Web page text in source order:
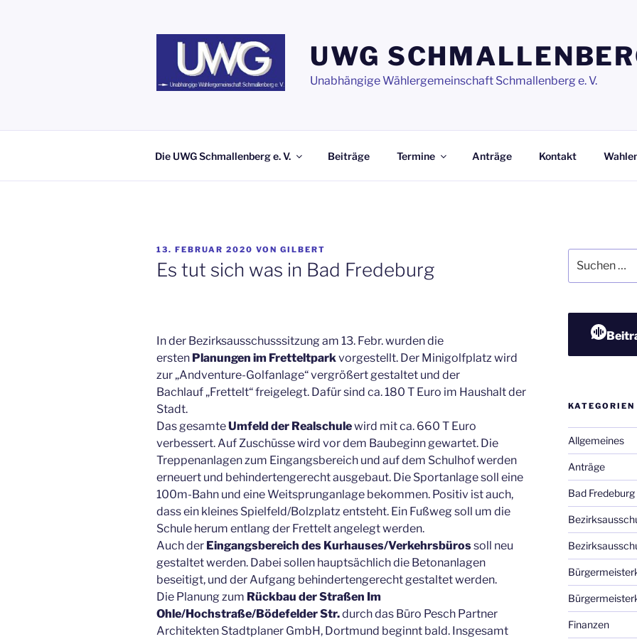
UWG
Unabhängige Wählergemeinschaft Schmallenberg e. V.
Die UWG Schmallenberg e. V. Beiträge Termine Anträge Kontakt
VERÖFFENTLICHT
AM
13. FEBRUAR 2020 VON GILBERT
Es tut sich was in Bad Fredeburg
In der Bezirksausschusssitzung am 13. Febr. wurden die
ersten Planungen im Fretteltparkvorgestellt. Der Minigolfplatz wird
zur „Andventure-Golfanlage“ vergrößert gestaltet und der
Bachlauf „Frettelt“ freigelegt. Dafür sind ca. 180 T Euro im Haushalt der
Stadt.
Das gesamteUmfeld der Realschulewird mit ca. 660 T Euro
verbessert. Auf Zuschüsse wird vor dem Baubeginn gewartet. Die
Treppenanlagen zum Eingangsbereich und auf dem Schulhof werden
erneuert und behindertengerecht ausgebaut. Die Sportanlage soll eine
100m-Bahn und eine Weitsprunganlage bekommen. Positiv ist auch,
dass ein kleines Spielfeld/Bolzplatz entsteht. Ein Fußweg soll um die
Schule herum entlang der Frettelt angelegt werden.
Auch der Eingangsbereich des Kurhauses/Verkehrsbürossoll neu
gestaltet werden. Dabei sollen hauptsächlich die Betonanlagen
beseitigt, und der Aufgang behindertengerecht gestaltet werden.
Die Planung zum Rückbau der Straßen Im
Ohle/Hochstraße/Bödefelder Str.durch das Büro Pesch Partner
Architekten Stadtplaner GmbH, Dortmund beginnt bald. Insgesamt
nach:
KATEGORIEN
Allgemeines
Anträge
Bad Fredeburg
Finanzen